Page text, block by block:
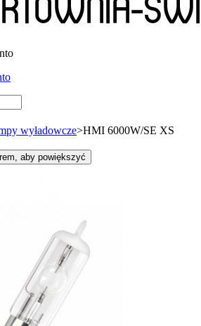
wyładowcze>HMI 6000W/SE XS
aby powiększyć